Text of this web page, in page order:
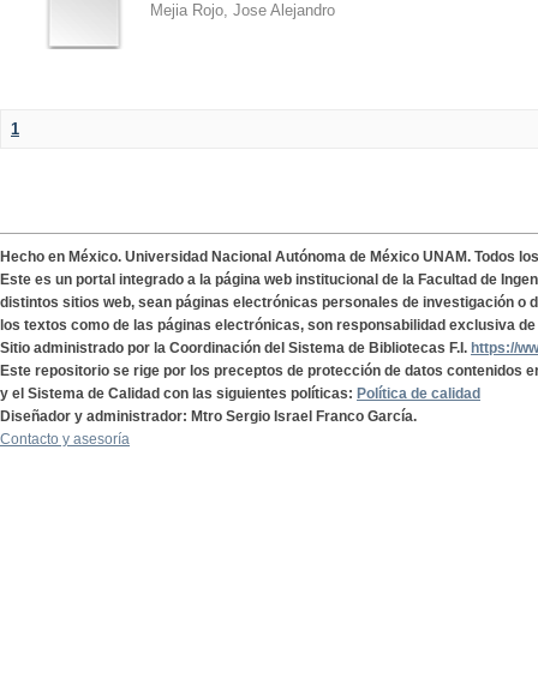
Mejia Rojo, Jose Alejandro
1
Hecho en México. Universidad Nacional Autónoma de México UNAM. Todos
Este es un portal integrado a la página web institucional de la Facultad de
distintos sitios web, sean páginas electrónicas personales de investigación o
los textos como de las páginas electrónicas, son responsabilidad exclusiva
Sitio administrado por la Coordinación del Sistema de Bibliotecas F.I. https://
Este repositorio se rige por los preceptos de protección de datos contenidos
y el Sistema de Calidad con las siguientes políticas: Política de calidad
Diseñador y administrador: Mtro Sergio Israel Franco García.
Contacto y asesoría